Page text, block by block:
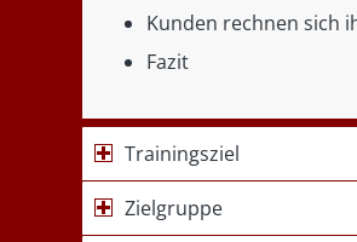
Kunden rechnen sich
Fazit
Trainingsziel
Zielgruppe